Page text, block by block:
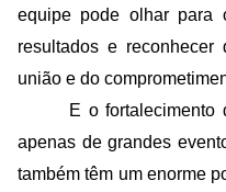
equipe pode olhar para
resultados e
união e do
E o fortalecimento
apenas de grandes
também têm um enorme